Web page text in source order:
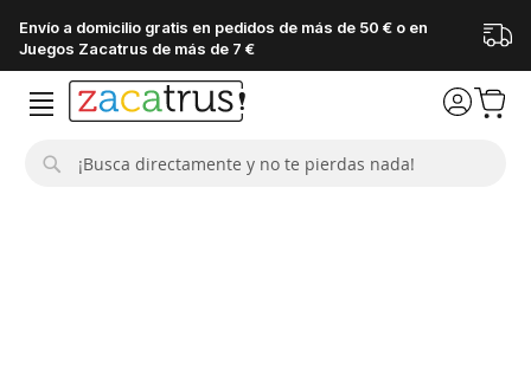
Envío a domicilio gratis en pedidos de más de 50 € o en
Juegos Zacatrus de más de 7 €